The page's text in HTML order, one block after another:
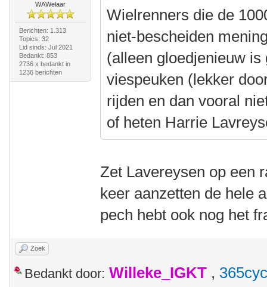
WAWelaar
Berichten: 1.313
Topics: 32
Lid sinds: Jul 2021
Bedankt: 853
2736 x bedankt in
1236 berichten
Wielrenners die de
niet-bescheiden
(alleen gloedjenieuw
viespeuken (lekker
rijden en dan vooral
of heten Harrie
Zet Lavereysen op een
keer aanzetten de hele
pech hebt ook nog het
Zoek
Bedankt door: Willeke_IGKT ,